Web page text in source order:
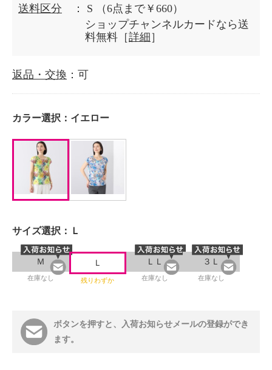
送料区分 ： S
（6点まで￥660）
ショップチャンネルカードなら送
料無料［詳細 ］
返品・交換 ：可
カラー選択： イエロー
サイズ選択： Ｌ
Ｍ
在庫なし
Ｌ
残りわずか
ＬＬ
在庫なし
３Ｌ
在庫なし
ボタンを押すと、入荷お知らせメールの登録ができ
ます。